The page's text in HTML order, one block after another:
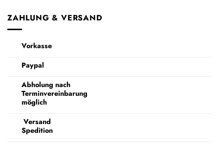
ZAHLUNG & VERSAND
Vorkasse
Paypal
Abholung nach
Terminvereinbarung
möglich
Versand
Spedition